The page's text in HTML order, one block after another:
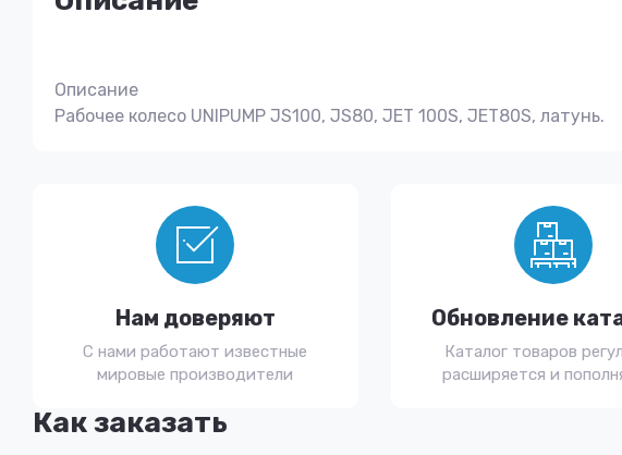
Описание
Рабочее колесо UNIPUMP JS100, JS80, JET 100S, JET80S, латунь.
Нам доверяют
С нами работают известные
мировые производители
Обновление
Каталог товаров
расширяется и
Как заказать